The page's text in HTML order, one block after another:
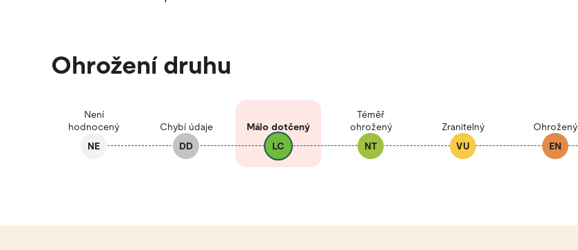
Ohrožení druhu
Není
hodnocený
NE
Chybí údaje
DD
Málo dotčený
LC
Téměř
ohrožený
NT
Zranitelný
VU
Ohrožený
EN